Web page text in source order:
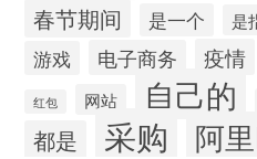
春节期间 是一个 是
游戏 电子商务 疫情
红包 网站 自己的
都是 采购 阿